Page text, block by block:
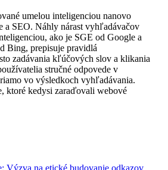
umelou inteligenciou nanovo
a SEO. Náhly nárast vyhľadávačov
ako je SGE od Google a
Bing, prepisuje pravidlá
zadávania kľúčových slov a klikania
stručné odpovede v
vo výsledkoch vyhľadávania.
ktoré kedysi zaraďovali webové